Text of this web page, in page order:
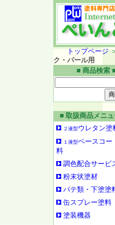
トップページ
ク・パール用
■ 商品検索
■ 取扱商品メニ
２液型ウレタン塗
１液型ベースコー
料
調色配合サービ
粉末状塗材
パテ類・下塗塗
缶スプレー塗料
塗装機器